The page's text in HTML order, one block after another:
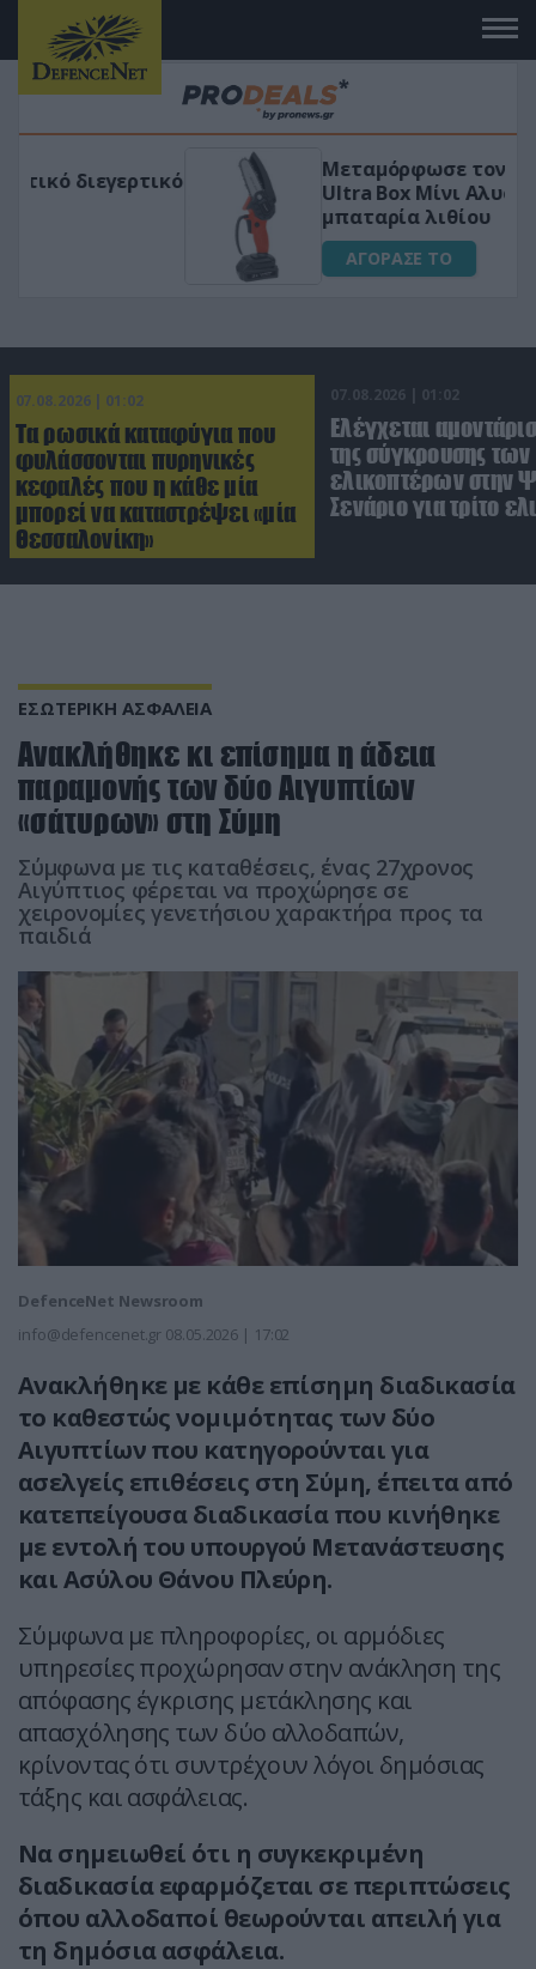
Μεταμόρφωσε τον κήπο σου με το
Ultra Box Μίνι Αλυσοπρίονο με
μπαταρία λιθίου
ΑΓΟΡΑΣΕ ΤΟ
07.08.2026 | 01:02
Τα ρωσικά καταφύγια που
φυλάσσονται πυρηνικές
κεφαλές που η κάθε μία
μπορεί να καταστρέψει «μία
Θεσσαλονίκη»
07.08.2026 | 01:02
Ελέγχεται
της σύγκρουσης των
ελικοπτέρων στην
Σενάριο για τρίτο
ΕΣΩΤΕΡΙΚΗ ΑΣΦΑΛΕΙΑ
Ανακλήθηκε κι επίσημα η άδεια
παραμονής των δύο Αιγυπτίων
«σάτυρων» στη Σύμη
Σύμφωνα με τις καταθέσεις, ένας 27χρονος
Αιγύπτιος φέρεται να προχώρησε σε
χειρονομίες γενετήσιου χαρακτήρα προς τα
παιδιά
DefenceNet Newsroom
info@defencenet.gr 08.05.2026 | 17:02
Ανακλήθηκε με κάθε επίσημη διαδικασία
το καθεστώς νομιμότητας των δύο
Αιγυπτίων που κατηγορούνται για
ασελγείς επιθέσεις στη Σύμη, έπειτα από
κατεπείγουσα διαδικασία που κινήθηκε
με εντολή του υπουργού Μετανάστευσης
και Ασύλου Θάνου Πλεύρη.
Σύμφωνα με πληροφορίες, οι αρμόδιες
υπηρεσίες προχώρησαν στην ανάκληση της
απόφασης έγκρισης μετάκλησης και
απασχόλησης των δύο αλλοδαπών,
κρίνοντας ότι συντρέχουν λόγοι δημόσιας
τάξης και ασφάλειας.
Να σημειωθεί ότι η συγκεκριμένη
διαδικασία εφαρμόζεται σε περιπτώσεις
όπου αλλοδαποί θεωρούνται απειλή για
τη δημόσια ασφάλεια.